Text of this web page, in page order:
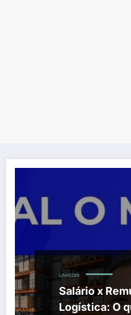
LINKEDIN
Salário x
Logística: O